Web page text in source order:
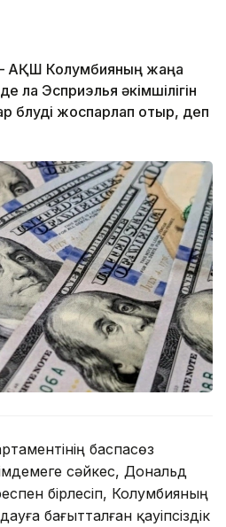
АҚШ Колумбияның жаңа
ла Эсприэлья әкімшілігін
бөлуді жоспарлап отыр, деп
баспасөз
сәйкес, Дональд
бірлесіп, Колумбияның
бағытталған қауіпсіздік